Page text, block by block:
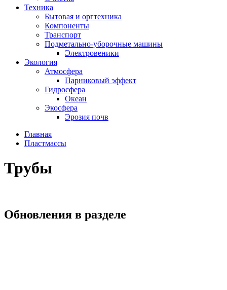
Техника
Бытовая и оргтехника
Компоненты
Транспорт
Подметально-уборочные машины
Электровеники
Экология
Атмосфера
Парниковый эффект
Гидросфера
Океан
Экосфера
Эрозия почв
Главная
Пластмассы
Трубы
Обновления в разделе